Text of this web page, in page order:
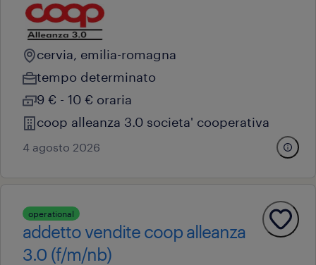
cervia, emilia-romagna
tempo determinato
9 € - 10 € oraria
coop alleanza 3.0 societa' cooperativa
4 agosto 2026
operational
addetto vendite coop alleanza
3.0 (f/m/nb)